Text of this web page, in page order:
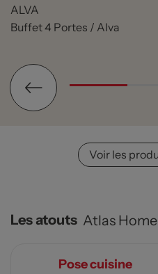
ALVA
Buffet 4 Portes / Alva
Voir les
Les atouts Atlas Home
Pose cuisine